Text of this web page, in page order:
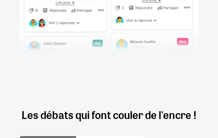
Les débats qui font couler de l'encre !